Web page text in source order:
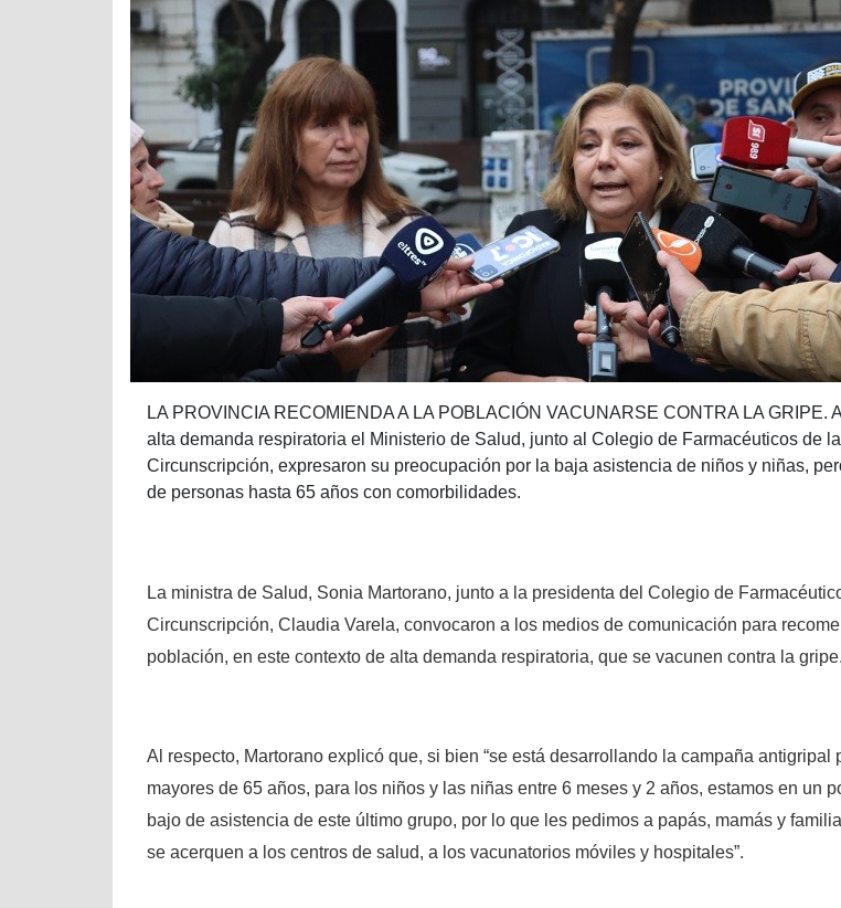
LA PROVINCIA RECOMIENDA A LA POBLACIÓN VACUNARSE CONTRA LA GRIPE.
alta demanda respiratoria el Ministerio de Salud, junto al Colegio de Farmacéuticos de
Circunscripción, expresaron su preocupación por la baja asistencia de niños y niñas,
de personas hasta 65 años con comorbilidades.
La ministra de Salud, Sonia Martorano, junto a la presidenta del Colegio de
Circunscripción, Claudia Varela, convocaron a los medios de comunicación para
población, en este contexto de alta demanda respiratoria, que se vacunen contra la gripe.
Al respecto, Martorano explicó que, si bien “se está desarrollando la campaña antigripal
mayores de 65 años, para los niños y las niñas entre 6 meses y 2 años, estamos en un
bajo de asistencia de este último grupo, por lo que les pedimos a papás, mamás y
se acerquen a los centros de salud, a los vacunatorios móviles y hospitales”.